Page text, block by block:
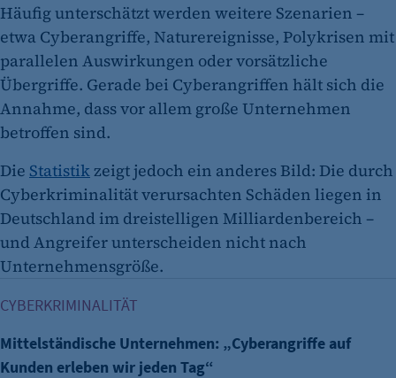
Häufig unterschätzt werden weitere Szenarien –
etwa Cyberangriffe, Naturereignisse, Polykrisen mit
parallelen Auswirkungen oder vorsätzliche
Übergriffe. Gerade bei Cyberangriffen hält sich die
Annahme, dass vor allem große Unternehmen
betroffen sind.
Die Statistikzeigt jedoch ein anderes Bild: Die durch
Cyberkriminalität verursachten Schäden liegen in
Deutschland im dreistelligen Milliardenbereich –
und Angreifer unterscheiden nicht nach
Unternehmensgröße.
CYBERKRIMINALITÄT
Mittelständische Unternehmen: „Cyberangriffe auf
Kunden erleben wir jeden Tag“